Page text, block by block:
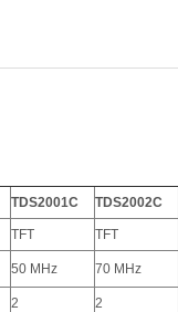
TDS2001C TDS2002C
TFT TFT
50 MHz 70 MHz
2 2